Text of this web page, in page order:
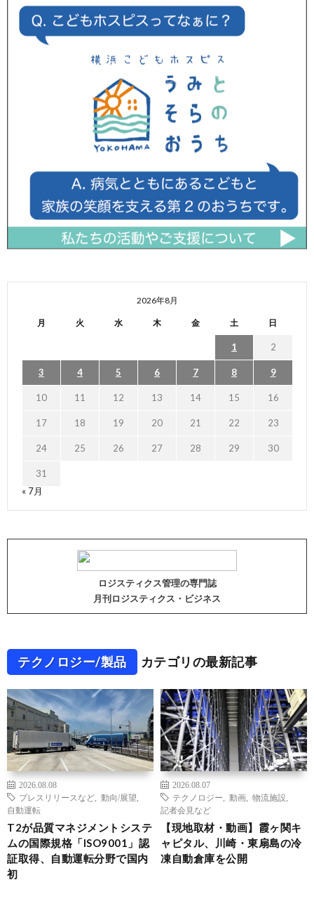
2026年8月
月 火 水 木 金 土 日
1 2
3 4 5 6 7 8 9
10 11 12 13 14 15 16
17 18 19 20 21 22 23
24 25 26 27 28 29 30
31
« 7月
ロジスティクス管理の専門誌
月刊ロジスティクス・ビジネス
テクノロジー/製品 カテゴリの最新記事
2026.08.08
プレスリリースなど
動向/展望
自動運転
T2が品質マネジメントシステ
ムの国際規格「ISO9001」認
証取得、自動運転分野で国内
初
2026.08.07
テクノロジー
動画 物流施設
記者会見など
【現地取材・動画】霞ヶ関キ
ャピタル、川崎・東扇島の冷
凍自動倉庫を公開